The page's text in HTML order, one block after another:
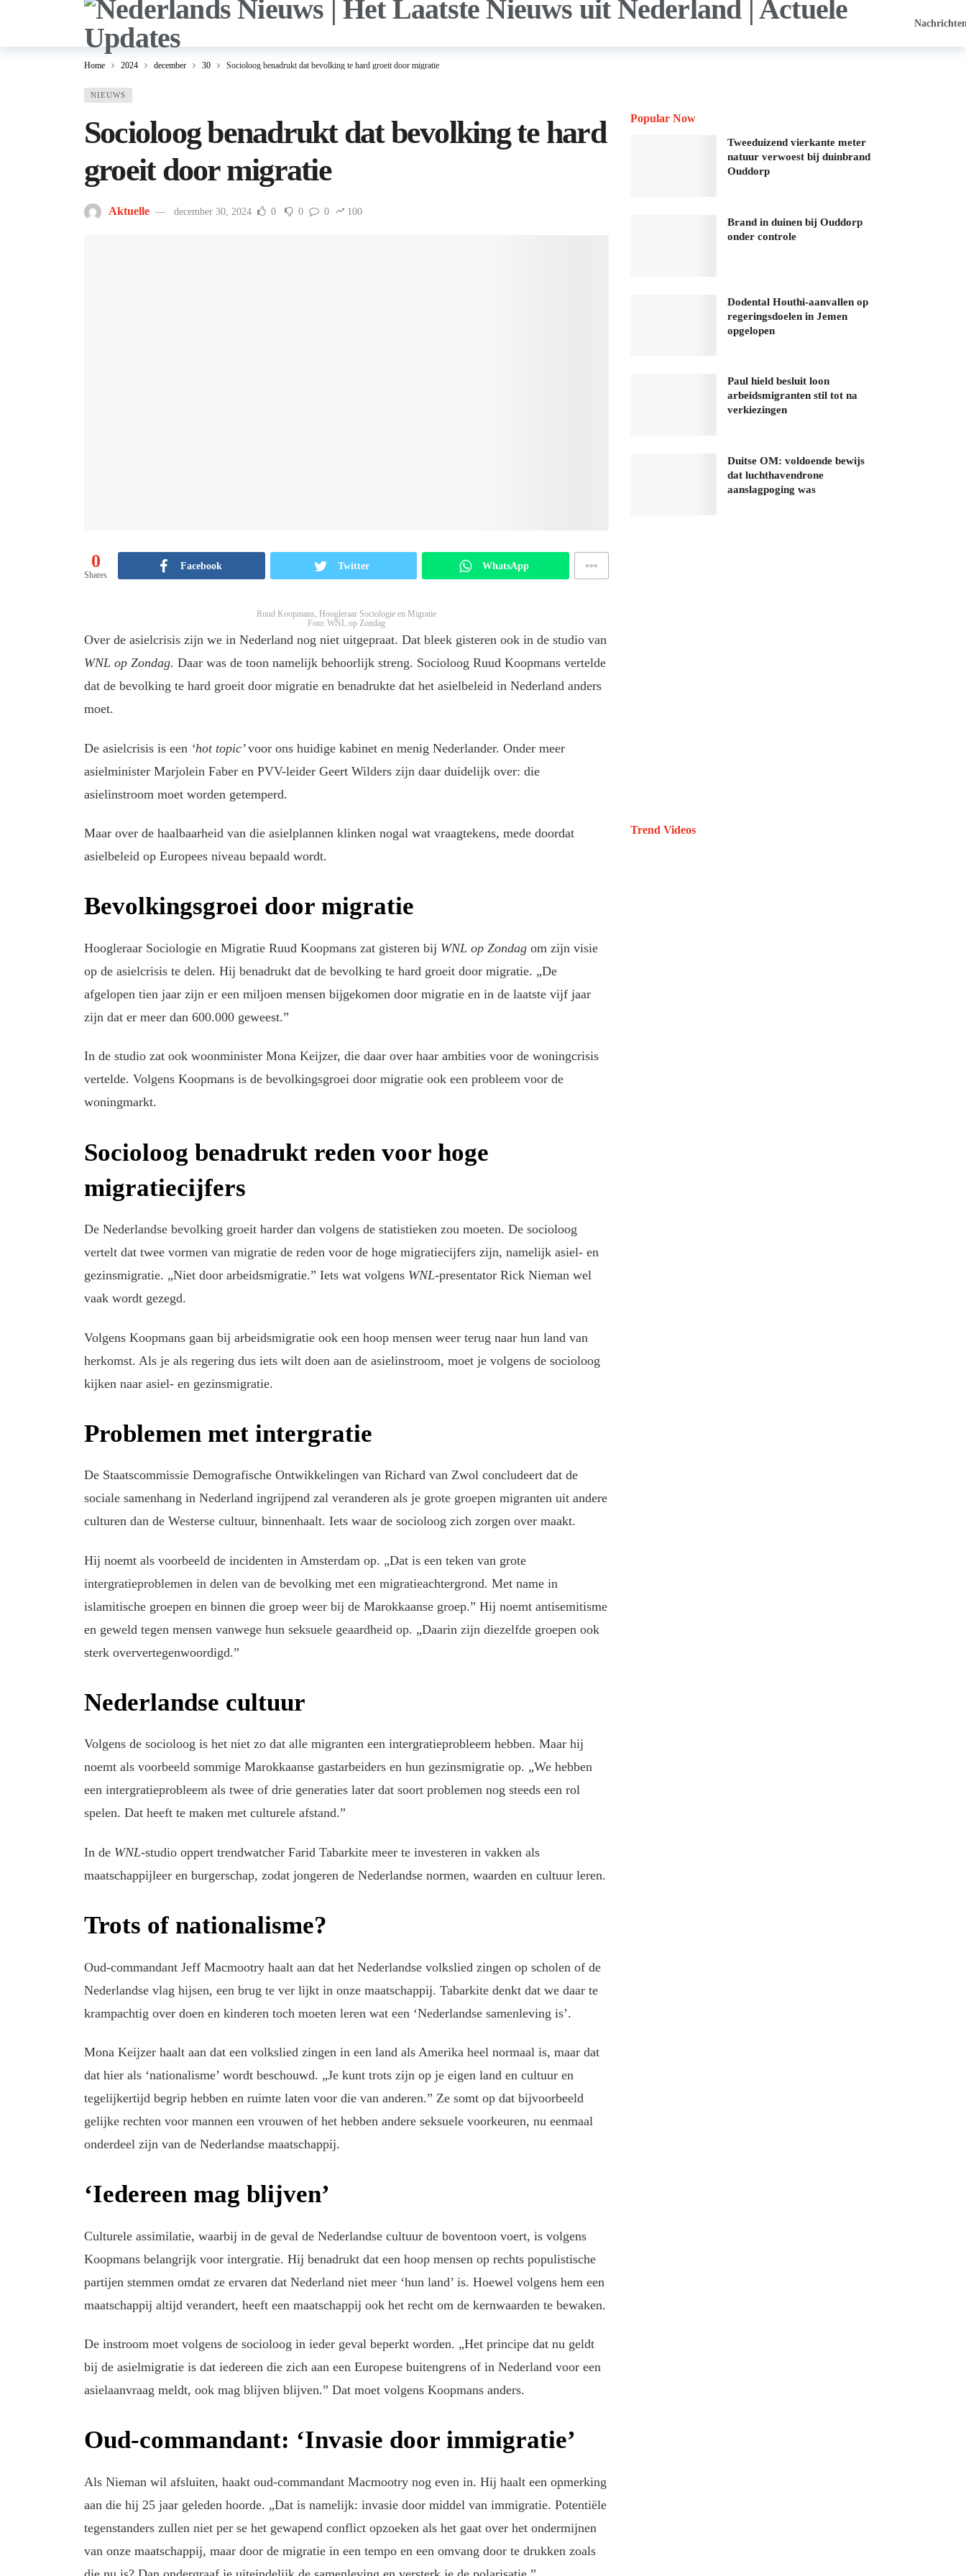
Home 2024 december 30 Socioloog benadrukt dat bevolking te hard groeit door migratie
NIEUWS
Socioloog benadrukt dat bevolking te hard
groeit door migratie
Aktuelle december 30, 2024 0 0 0 100
0
Shares
Facebook Twitter WhatsApp
Ruud Koopmans, Hoogleraar Sociologie en Migratie
Foto: WNL op Zondag
Over de asielcrisis zijn we in Nederland nog niet uitgepraat. Dat bleek gisteren ook in de studio van
WNL op Zondag. Daar was de toon namelijk behoorlijk streng. Socioloog Ruud Koopmans vertelde
dat de bevolking te hard groeit door migratie en benadrukte dat het asielbeleid in Nederland anders
moet.
De asielcrisis is een ‘hot topic’voor ons huidige kabinet en menig Nederlander. Onder meer
asielminister Marjolein Faber en PVV-leider Geert Wilders zijn daar duidelijk over: die
asielinstroom moet worden getemperd.
Maar over de haalbaarheid van die asielplannen klinken nogal wat vraagtekens, mede doordat
asielbeleid op Europees niveau bepaald wordt.
Bevolkingsgroei door migratie
Hoogleraar Sociologie en Migratie Ruud Koopmans zat gisteren bij WNL op Zondagom zijn visie
op de asielcrisis te delen. Hij benadrukt dat de bevolking te hard groeit door migratie. „De
afgelopen tien jaar zijn er een miljoen mensen bijgekomen door migratie en in de laatste vijf jaar
zijn dat er meer dan 600.000 geweest.”
In de studio zat ook woonminister Mona Keijzer, die daar over haar ambities voor de woningcrisis
vertelde. Volgens Koopmans is de bevolkingsgroei door migratie ook een probleem voor de
woningmarkt.
Socioloog benadrukt reden voor hoge
migratiecijfers
De Nederlandse bevolking groeit harder dan volgens de statistieken zou moeten. De socioloog
vertelt dat twee vormen van migratie de reden voor de hoge migratiecijfers zijn, namelijk asiel- en
gezinsmigratie. „Niet door arbeidsmigratie.” Iets wat volgens WNL-presentator Rick Nieman wel
vaak wordt gezegd.
Volgens Koopmans gaan bij arbeidsmigratie ook een hoop mensen weer terug naar hun land van
herkomst. Als je als regering dus iets wilt doen aan de asielinstroom, moet je volgens de socioloog
kijken naar asiel- en gezinsmigratie.
Problemen met intergratie
De Staatscommissie Demografische Ontwikkelingen van Richard van Zwol concludeert dat de
sociale samenhang in Nederland ingrijpend zal veranderen als je grote groepen migranten uit andere
culturen dan de Westerse cultuur, binnenhaalt. Iets waar de socioloog zich zorgen over maakt.
Hij noemt als voorbeeld de incidenten in Amsterdam op. „Dat is een teken van grote
intergratieproblemen in delen van de bevolking met een migratieachtergrond. Met name in
islamitische groepen en binnen die groep weer bij de Marokkaanse groep.” Hij noemt antisemitisme
en geweld tegen mensen vanwege hun seksuele geaardheid op. „Daarin zijn diezelfde groepen ook
sterk oververtegenwoordigd.”
Nederlandse cultuur
Volgens de socioloog is het niet zo dat alle migranten een intergratieprobleem hebben. Maar hij
noemt als voorbeeld sommige Marokkaanse gastarbeiders en hun gezinsmigratie op. „We hebben
een intergratieprobleem als twee of drie generaties later dat soort problemen nog steeds een rol
spelen. Dat heeft te maken met culturele afstand.”
In de WNL-studio oppert trendwatcher Farid Tabarkite meer te investeren in vakken als
maatschappijleer en burgerschap, zodat jongeren de Nederlandse normen, waarden en cultuur leren.
Trots of nationalisme?
Oud-commandant Jeff Macmootry haalt aan dat het Nederlandse volkslied zingen op scholen of de
Nederlandse vlag hijsen, een brug te ver lijkt in onze maatschappij. Tabarkite denkt dat we daar te
krampachtig over doen en kinderen toch moeten leren wat een ‘Nederlandse samenleving is’.
Mona Keijzer haalt aan dat een volkslied zingen in een land als Amerika heel normaal is, maar dat
dat hier als ‘nationalisme’ wordt beschouwd. „Je kunt trots zijn op je eigen land en cultuur en
tegelijkertijd begrip hebben en ruimte laten voor die van anderen.” Ze somt op dat bijvoorbeeld
gelijke rechten voor mannen een vrouwen of het hebben andere seksuele voorkeuren, nu eenmaal
onderdeel zijn van de Nederlandse maatschappij.
‘Iedereen mag blijven’
Culturele assimilatie, waarbij in de geval de Nederlandse cultuur de boventoon voert, is volgens
Koopmans belangrijk voor intergratie. Hij benadrukt dat een hoop mensen op rechts populistische
partijen stemmen omdat ze ervaren dat Nederland niet meer ‘hun land’ is. Hoewel volgens hem een
maatschappij altijd verandert, heeft een maatschappij ook het recht om de kernwaarden te bewaken.
De instroom moet volgens de socioloog in ieder geval beperkt worden. „Het principe dat nu geldt
bij de asielmigratie is dat iedereen die zich aan een Europese buitengrens of in Nederland voor een
asielaanvraag meldt, ook mag blijven blijven.” Dat moet volgens Koopmans anders.
Oud-commandant: ‘Invasie door immigratie’
Als Nieman wil afsluiten, haakt oud-commandant Macmootry nog even in. Hij haalt een opmerking
aan die hij 25 jaar geleden hoorde. „Dat is namelijk: invasie door middel van immigratie. Potentiële
tegenstanders zullen niet per se het gewapend conflict opzoeken als het gaat over het ondermijnen
van onze maatschappij, maar door de migratie in een tempo en een omvang door te drukken zoals
Popular Now
Tweeduizend vierkante meter
natuur verwoest bij duinbrand
Ouddorp
Brand in duinen bij Ouddorp
onder controle
Dodental Houthi-aanvallen op
regeringsdoelen in Jemen
opgelopen
Paul hield besluit loon
arbeidsmigranten stil tot na
verkiezingen
Duitse OM: voldoende bewijs
dat luchthavendrone
aanslagpoging was
Trend Videos